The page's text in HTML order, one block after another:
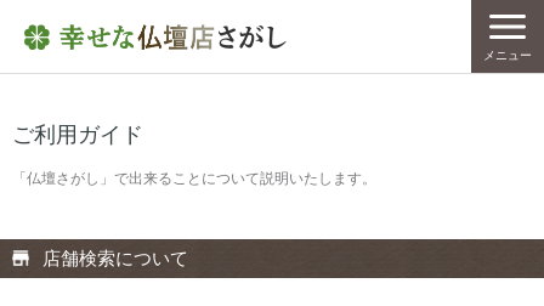
メニュー
ご利用ガイド
「仏壇さがし」で出来ることについて説明いたします。
店舗検索について